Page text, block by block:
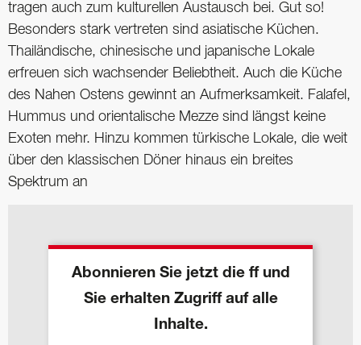
tragen auch zum kulturellen Austausch bei. Gut so!
Besonders stark vertreten sind asiatische Küchen.
Thailändische, chinesische und japanische Lokale
erfreuen sich wachsender Beliebtheit. Auch die Küche
des Nahen Ostens gewinnt an Aufmerksamkeit. Falafel,
Hummus und orientalische Mezze sind längst keine
Exoten mehr. Hinzu kommen türkische Lokale, die weit
über den klassischen Döner hinaus ein breites
Spektrum an
Abonnieren Sie jetzt die ff und
Sie erhalten Zugriff auf alle
Inhalte.